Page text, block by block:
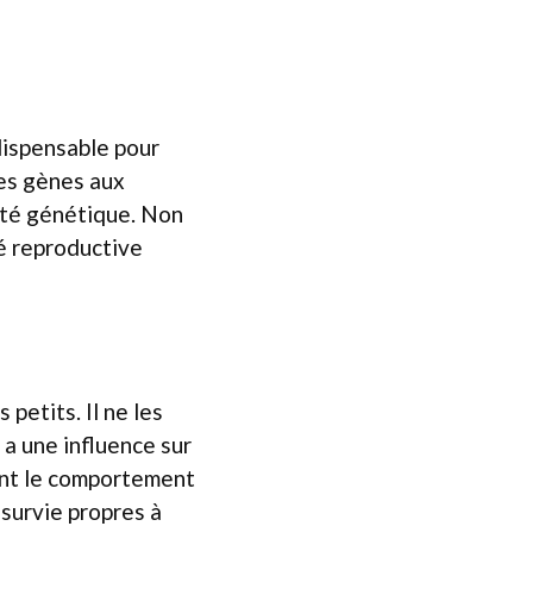
pour
gènes aux
génétique. Non
reproductive
petits. Il ne les
une influence sur
le comportement
propres à